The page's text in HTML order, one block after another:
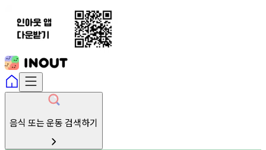
음식 또는 운동 검색하기